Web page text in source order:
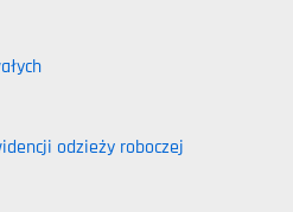
odzieży roboczej